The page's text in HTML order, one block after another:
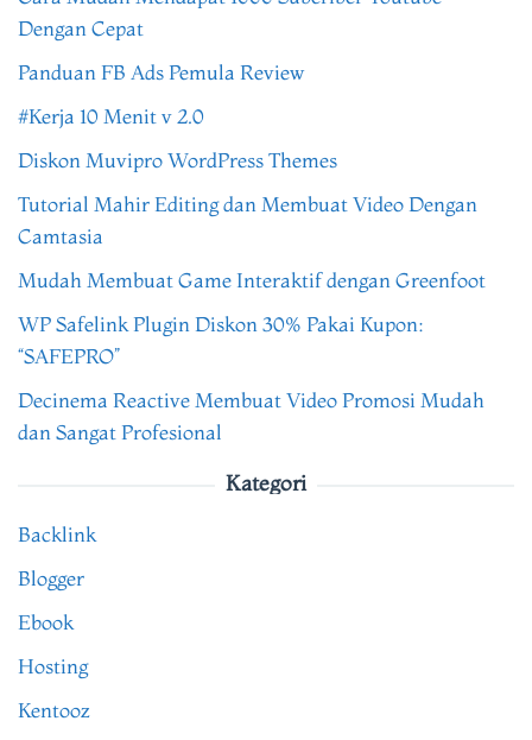
Dengan Cepat
Panduan FB Ads Pemula Review
#Kerja 10 Menit v 2.0
Diskon Muvipro WordPress Themes
Tutorial Mahir Editing dan Membuat Video Dengan
Camtasia
Mudah Membuat Game Interaktif dengan Greenfoot
WP Safelink Plugin Diskon 30% Pakai Kupon:
“SAFEPRO”
Decinema Reactive Membuat Video Promosi Mudah
dan Sangat Profesional
Kategori
Backlink
Blogger
Ebook
Hosting
Kentooz